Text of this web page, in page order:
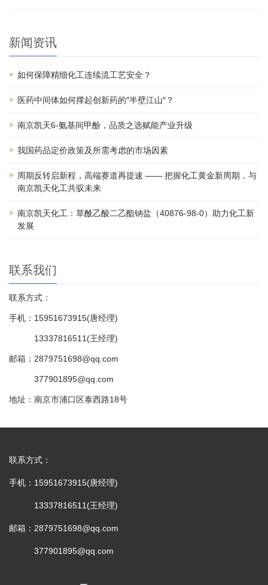
新闻资讯
如何保障精细化工连续流工艺安全？
医药中间体如何撑起创新药的″半壁江山″？
南京凯天6-氨基间甲酚，品质之选赋能产业升级
我国药品定价政策及所需考虑的市场因素
周期反转启新程，高端赛道再提速 —— 把握化工黄金新周期，与
南京凯天化工共驭未来
南京凯天化工：草酰乙酸二乙酯钠盐（40876-98-0）助力化工新
发展
联系我们
联系方式：
手机：15951673915(唐经理)
13337816511(王经理)
邮箱：2879751698@qq.com
377901895@qq.com
地址：南京市浦口区泰西路18号
联系方式：
手机：15951673915(唐经理)
13337816511(王经理)
邮箱：2879751698@qq.com
377901895@qq.com